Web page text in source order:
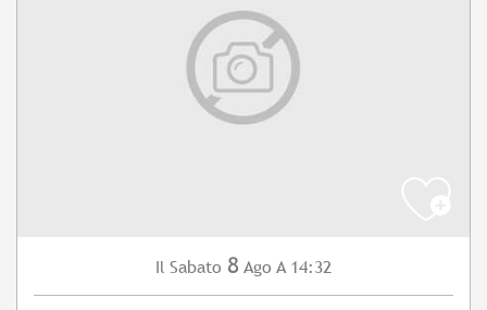
Il Sabato 8 Ago A 14:32